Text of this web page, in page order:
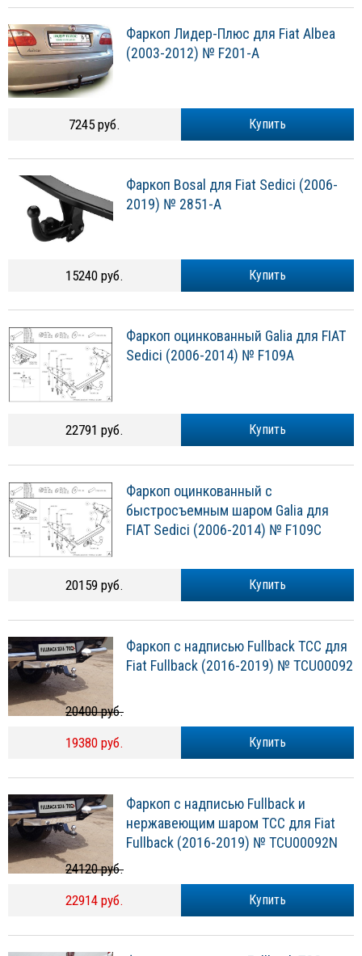
Фаркоп Лидер-Плюс для Fiat Albea
(2003-2012) № F201-A
Купить
7245 руб.
Фаркоп Bosal для Fiat Sedici (2006-
2019) № 2851-A
Купить
15240 руб.
Фаркоп оцинкованный Galia для FIAT
Sedici (2006-2014) № F109A
Купить
22791 руб.
Фаркоп оцинкованный с
быстросъемным шаром Galia для
FIAT Sedici (2006-2014) № F109C
Купить
20159 руб.
Фаркоп с надписью Fullback ТСС для
Fiat Fullback (2016-2019) № TCU00092
Купить
20400 руб.
19380 руб.
Фаркоп с надписью Fullback и
нержавеющим шаром ТСС для Fiat
Fullback (2016-2019) № TCU00092N
Купить
24120 руб.
22914 руб.